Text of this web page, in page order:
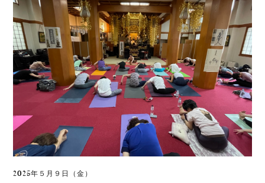
2025年５月９日（金）